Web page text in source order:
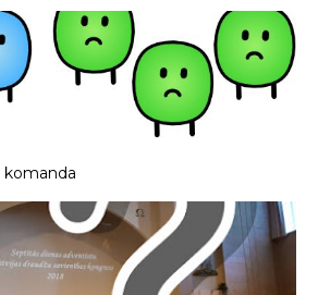
komanda